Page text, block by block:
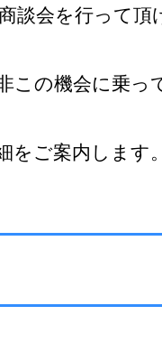
談会を行って頂
この機会に乗っ
ご案内します。